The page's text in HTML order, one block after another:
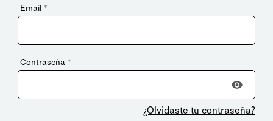
Email *
Contraseña *
¿Olvidaste tu contraseña?